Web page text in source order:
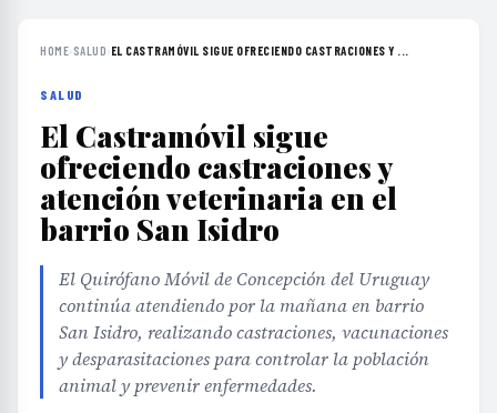
HOME› SALUD› EL CASTRAMÓVIL SIGUE OFRECIENDO CASTRACIONES Y ...
SALUD
El Castramóvil sigue
ofreciendo castraciones y
atención veterinaria en el
barrio San Isidro
El Quirófano Móvil de Concepción del Uruguay
continúa atendiendo por la mañana en barrio
San Isidro, realizando castraciones, vacunaciones
y desparasitaciones para controlar la población
animal y prevenir enfermedades.